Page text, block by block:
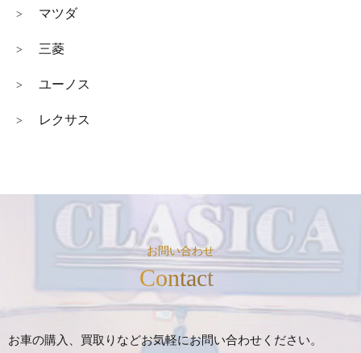
> マツダ
> 三菱
> ユーノス
> レクサス
お問い合わせ
Contact
お車の購入、買取りなどお気軽にお問い合わせください。